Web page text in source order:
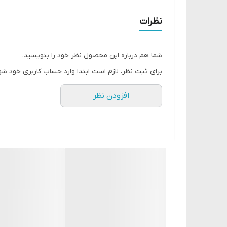
بدون خشک شدن
وزن : 3.5 گرم
نظرات
شما هم درباره این محصول نظر خود را بنویسید.
برای ثبت نظر، لازم است ابتدا وارد حساب کاربری خود
افزودن نظر